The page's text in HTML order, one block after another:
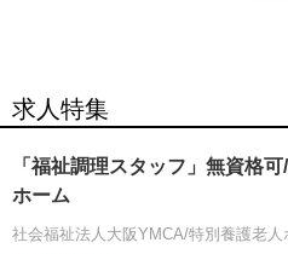
求人特集
「福祉調理スタッフ」無資格
ホーム
社会福祉法人大阪YMCA/特別養護老